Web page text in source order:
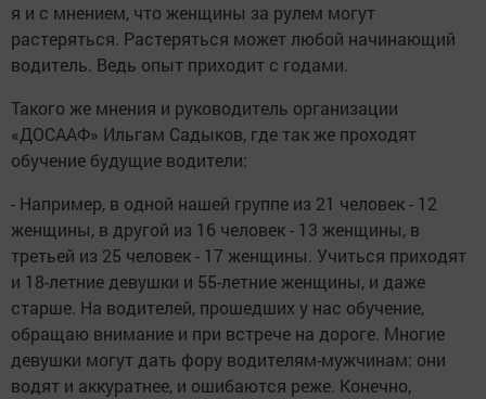
я и с мнением, что женщины за рулем могут
растеряться. Растеряться может любой начинающий
водитель. Ведь опыт приходит с годами.
Такого же мнения и руководитель организации
«ДОСААФ» Ильгам Садыков, где так же проходят
обучение будущие водители:
- Например, в одной нашей группе из 21 человек - 12
женщины, в другой из 16 человек - 13 женщины, в
третьей из 25 человек - 17 женщины. Учиться приходят
и 18-летние девушки и 55-летние женщины, и даже
старше. На водителей, прошедших у нас обучение,
обращаю внимание и при встрече на дороге. Многие
девушки могут дать фору водителям-мужчинам: они
водят и аккуратнее, и ошибаются реже. Конечно,